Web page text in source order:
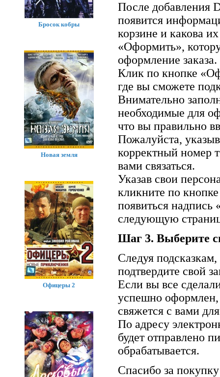
После добавления
появится
корзине и какова
«Оформить»,
оформление заказа.
Клик по кнопке
где вы сможете
Внимательно
необходимые для
что вы правильно
Пожалуйста,
корректный номер
вами связаться.
Указав свои
кликните по
появиться
следующую
Шаг 3. Выберите
Следуя
подтвердите свой
Если вы все
успешно оформлен,
свяжется с вами
По адресу
будет отправлено
обрабатывается.
Спасибо за
Бросок кобры
Новая земля
Офицеры 2